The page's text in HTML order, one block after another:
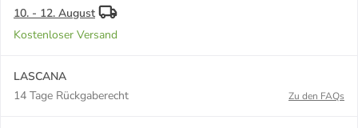
10. - 12. August
Kostenloser Versand
LASCANA
14 Tage Rückgaberecht
Zu den FAQs